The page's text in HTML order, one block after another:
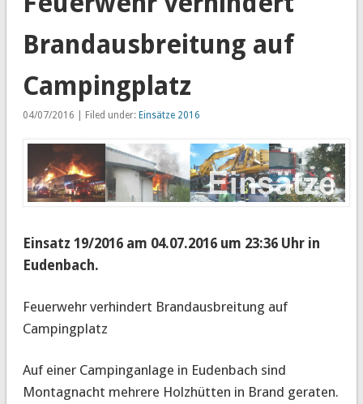
Brandausbreitung auf
Campingplatz
04/07/2016 | Filed under: Einsätze 2016
Einsatz 19/2016 am 04.07.2016 um 23:36 Uhr in
Eudenbach.
Feuerwehr verhindert Brandausbreitung auf
Campingplatz
Auf einer Campinganlage in Eudenbach sind
Montagnacht mehrere Holzhütten in Brand geraten.